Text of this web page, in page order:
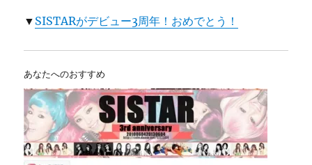
▼ SISTARがデビュー3周年！おめでとう！
あなたへのおすすめ